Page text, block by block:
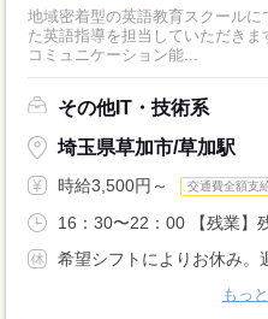
地域密着型の英語教育スクール
た英語指導を担当していただき
コミュニケーション能...
その他IT・技術系
埼玉県草加市/草加駅
時給3,500円～ 交通費全額支
16：30〜22：00 【残業】
希望シフトによりお休み。
もっ